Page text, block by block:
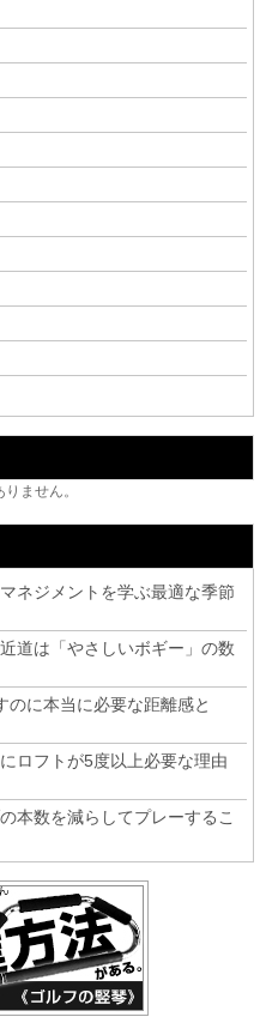
ません。
ジメントを学ぶ最適な季節
は「やさしいボギー」の数
に本当に必要な距離感と
フトが5度以上必要な理由
数を減らしてプレーするこ